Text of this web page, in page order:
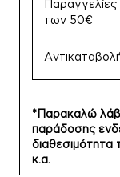
των 50€
*Παρακαλώ
παράδοσης
διαθεσιμότητα
κ.α.